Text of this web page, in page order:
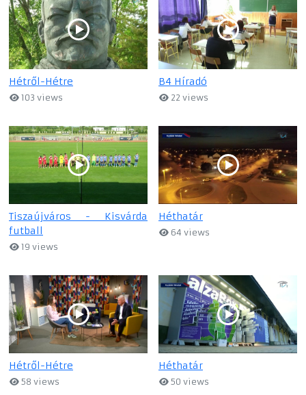
Hétről-Hétre
103 views
B4 Híradó
22 views
Tiszaújváros - Kisvárda
futball
19 views
Héthatár
64 views
Hétről-Hétre
58 views
Héthatár
50 views